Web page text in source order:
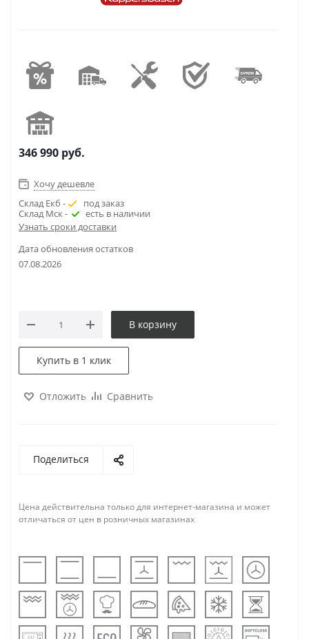
346 990 руб.
Хочу дешевле
Склад Екб -
под заказ
Склад Мск -
есть в наличии
Узнать сроки доставки
Дата обновления остатков
07.08.2026
В корзину
Купить в 1 клик
Отложить Сравнить
Поделиться
Цена действительна только для интернет-магазина и может
отличаться от цен в розничных магазинах